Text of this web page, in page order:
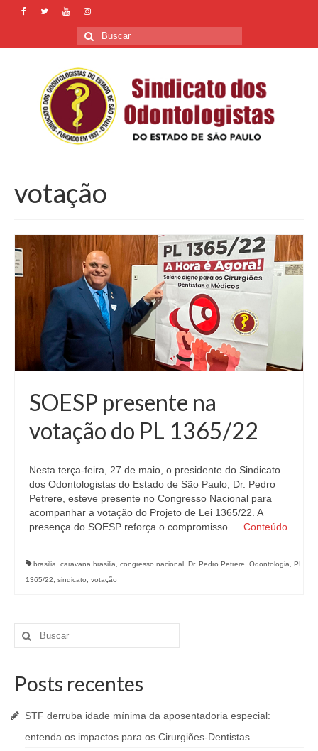
Buscar
por:
votação
SOESP presente na
votação do PL 1365/22
Nesta terça-feira, 27 de maio, o presidente do Sindicato
dos Odontologistas do Estado de São Paulo, Dr. Pedro
Petrere, esteve presente no Congresso Nacional para
acompanhar a votação do Projeto de Lei 1365/22. A
presença do SOESP reforça o compromisso … Conteúdo
brasilia caravana brasilia congresso nacional Dr. Pedro Petrere Odontologia
PL
1365/22
sindicato votação
Buscar
por:
Posts recentes
STF derruba idade mínima da aposentadoria especial:
entenda os impactos para os Cirurgiões-Dentistas